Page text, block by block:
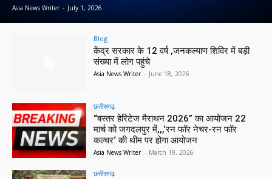
Asia News Writer - July 1, 2026
Blog
केंद्र सरकार के 12 वर्ष ,जनकल्याण शिविर में बड़ी
संख्या में लोग पहुंचे
Asia News Writer - June 18, 2026
छत्तीसगढ़
“बस्तर हेरिटेज मैराथन 2026” का आयोजन 22
मार्च को जगदलपुर में,,,‘रन फॉर नेचर-रन फॉर
कल्चर‘ की थीम पर होगा आयोजन
Asia News Writer - March 19, 2026
छत्तीसगढ़